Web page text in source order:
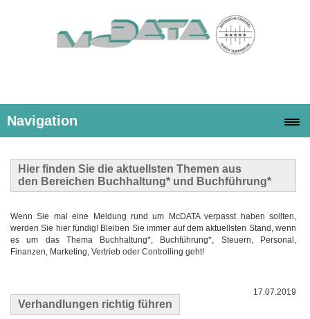
Navigation
Hier finden Sie die aktuellsten Themen aus
den Bereichen Buchhaltung* und Buchführung*
Wenn Sie mal eine Meldung rund um McDATA verpasst haben sollten,
werden Sie hier fündig! Bleiben Sie immer auf dem aktuellsten Stand, wenn
es um das Thema Buchhaltung*, Buchführung*, Steuern, Personal,
Finanzen, Marketing, Vertrieb oder Controlling geht!
Verhandlungen richtig führen
17.07.2019